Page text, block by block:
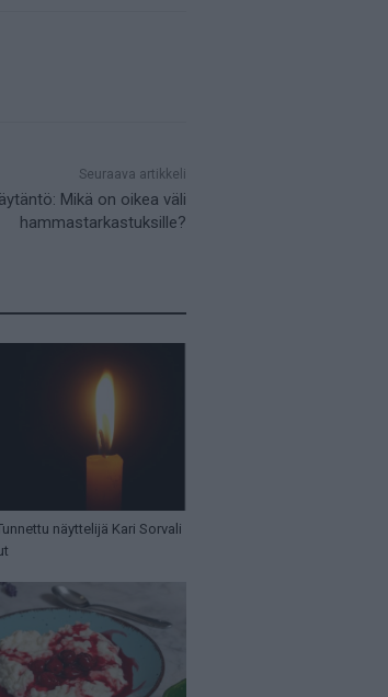
Seuraava artikkeli
Mikä on oikea väli
hammastarkastuksille?
näyttelijä Kari Sorvali